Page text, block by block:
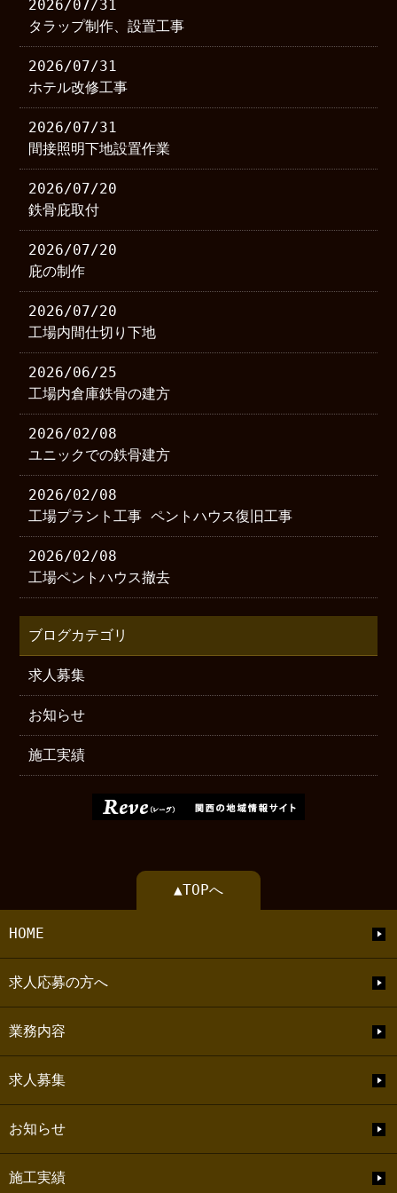
2026/07/31
タラップ制作、設置工事
2026/07/31
ホテル改修工事
2026/07/31
間接照明下地設置作業
2026/07/20
鉄骨庇取付
2026/07/20
庇の制作
2026/07/20
工場内間仕切り下地
2026/06/25
工場内倉庫鉄骨の建方
2026/02/08
ユニックでの鉄骨建方
2026/02/08
工場プラント工事 ペントハウス復旧工事
2026/02/08
工場ペントハウス撤去
ブログカテゴリ
求人募集
お知らせ
施工実績
▲TOPへ
HOME
求人応募の方へ
業務内容
求人募集
お知らせ
施工実績